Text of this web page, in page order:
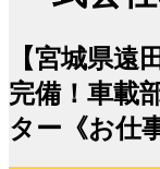
【宮城県遠
完備！車載
ター《お仕